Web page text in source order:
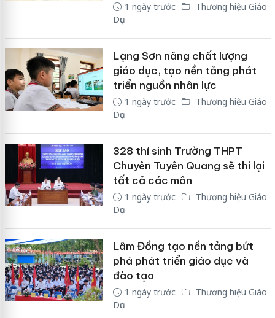
1 ngày trước
Thương hiệu Giáo
Dục
Lạng Sơn nâng chất lượng
giáo dục, tạo nền tảng phát
triển nguồn nhân lực
1 ngày trước
Thương hiệu Giáo
Dục
328 thí sinh Trường THPT
Chuyên Tuyên Quang sẽ thi lại
tất cả các môn
1 ngày trước
Thương hiệu Giáo
Dục
Lâm Đồng tạo nền tảng bứt
phá phát triển giáo dục và
đào tạo
1 ngày trước
Thương hiệu Giáo
Dục